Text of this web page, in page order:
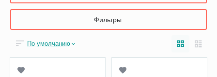
Фильтры
По умолчанию